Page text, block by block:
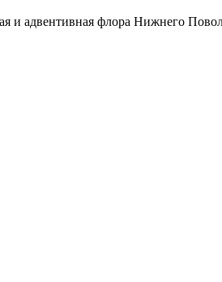
и адвентивная флора Нижнего